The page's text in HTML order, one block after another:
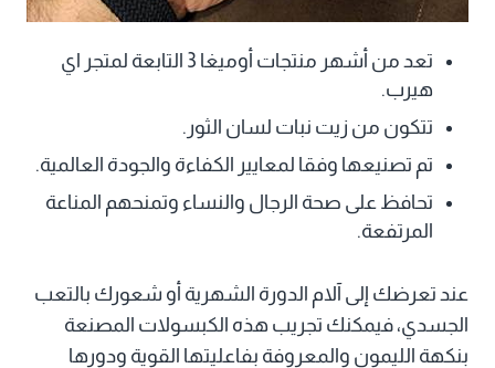
تعد من أشهر منتجات أوميغا 3 التابعة لمتجر اي
هيرب.
تتكون من زيت نبات لسان الثور.
تم تصنيعها وفقا لمعايير الكفاءة والجودة العالمية.
تحافظ على صحة الرجال والنساء وتمنحهم المناعة
المرتفعة.
عند تعرضك إلى آلام الدورة الشهرية أو شعورك بالتعب
الجسدي، فيمكنك تجريب هذه الكبسولات المصنعة
بنكهة الليمون والمعروفة بفاعليتها القوية ودورها